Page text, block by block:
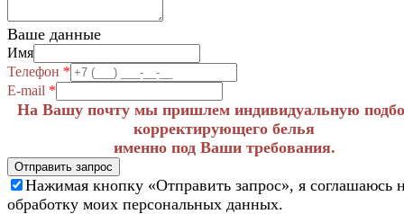
Ваше данные
Имя
Телефон *
E-mail *
На Вашу почту мы пришлем индивидуальную
корректирующего белья
именно под Ваши требования.
Отправить запрос
Нажимая кнопку «Отправить запрос», я соглашаюсь
обработку моих персональных данных.